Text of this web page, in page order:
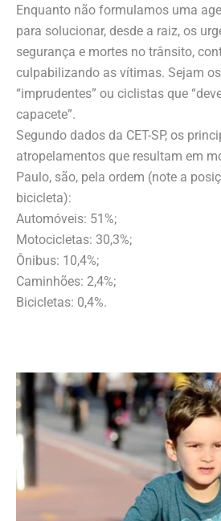
Enquanto não formulamos uma
para solucionar, desde a raiz, os
segurança e mortes no trânsito,
culpabilizando as vítimas. Sejam
“imprudentes” ou ciclistas que
capacete”.
Segundo dados da CET-SP, os
atropelamentos que resultam em
Paulo, são, pela ordem (note a
bicicleta):
Automóveis: 51%;
Motocicletas: 30,3%;
Ônibus: 10,4%;
Caminhões: 2,4%;
Bicicletas: 0,4%.